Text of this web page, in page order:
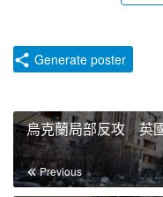
Generate poster
烏克蘭局部反攻 英
Previous